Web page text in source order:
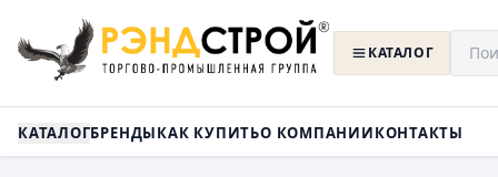
КАТАЛОГ
КАТАЛОГБРЕНДЫКАК КУПИТЬО КОМПАНИИКОНТАКТЫ